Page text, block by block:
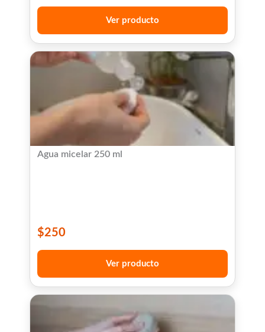
Ver producto
Agua micelar 250 ml
$250
Ver producto